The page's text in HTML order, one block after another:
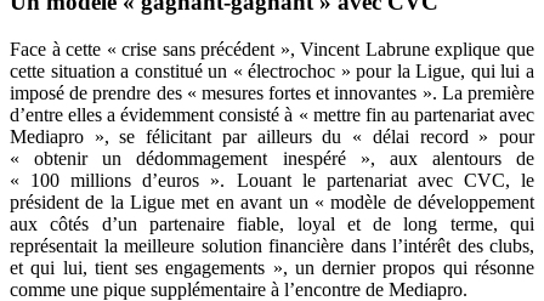
Face à cette « crise sans précédent », Vincent Labrune explique que
cette situation a constitué un « électrochoc » pour la Ligue, qui lui a
imposé de prendre des « mesures fortes et innovantes ». La première
d’entre elles a évidemment consisté à « mettre fin au partenariat avec
Mediapro », se félicitant par ailleurs du « délai record » pour
« obtenir un dédommagement inespéré », aux alentours de
« 100 millions d’euros ». Louant le partenariat avec CVC, le
président de la Ligue met en avant un « modèle de développement
aux côtés d’un partenaire fiable, loyal et de long terme, qui
représentait la meilleure solution financière dans l’intérêt des clubs,
et qui lui, tient ses engagements », un dernier propos qui résonne
comme une pique supplémentaire à l’encontre de Mediapro.